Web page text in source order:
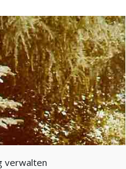
verwalten